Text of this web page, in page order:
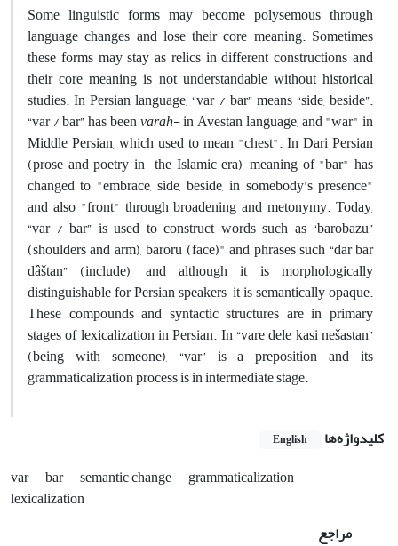
Some linguistic forms may become polysemous through
language changes and lose their core meaning. Sometimes
these forms may stay as relics in different constructions and
their core meaning is not understandable without historical
studies. In Persian language, “var / bar” means “side, beside”.
“var / bar” has beenvarah- in Avestan language, and "war" in
Middle Persian, which used to mean "chest". In Dari Persian
(prose and poetry in the Islamic era), meaning of "bar" has
changed to "embrace, side, beside, in somebody’s presence"
and also "front" through broadening and metonymy. Today,
“var / bar” is used to construct words such as “barobazu”
(shoulders and arm), baroru (face)" and phrases such “dar bar
dâštan” (include), and although it is morphologically
distinguishable for Persian speakers, it is semantically opaque.
These compounds and syntactic structures are in primary
stages of lexicalization in Persian. In “vare dele kasi nešastan”
(being with someone), “var” is a preposition and its
grammaticalization process is in intermediate stage.
کلیدواژه‌ها English
var bar semantic change
grammaticalization
lexicalization
مراجع